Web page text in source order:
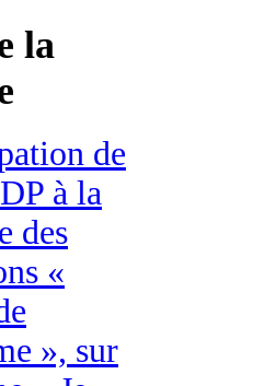
la
de
à la
des
«
», sur